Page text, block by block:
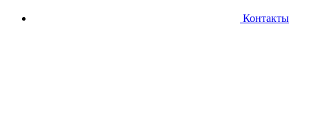
Контакты